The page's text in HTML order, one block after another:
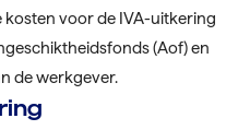
voor de IVA-uitkering
(Aof) en
de werkgever.